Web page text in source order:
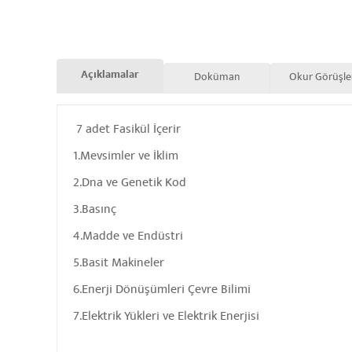
Açıklamalar Doküman Okur
7 adet Fasikül İçerir
1.Mevsimler ve İklim
2.Dna ve Genetik Kod
3.Basınç
4.Madde ve Endüstri
5.Basit Makineler
6.Enerji Dönüşümleri Çevre Bilimi
7.Elektrik Yükleri ve Elektrik Enerjisi